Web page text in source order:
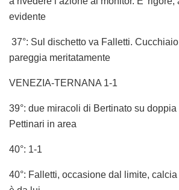
evidente
37°: Sul dischetto va Falletti.
pareggia meritatamente
VENEZIA-TERNANA 1-1
39°: due miracoli di Bertinato su
Pettinari in area
40°: 1-1
40°: Falletti, occasione dal limite,